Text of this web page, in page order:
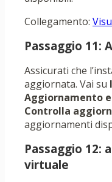
Collegamento:
Passaggio 11:
Assicurati che
aggiornata. Vai su
Aggiornamento
Controlla
aggiornamenti
Passaggio 12:
virtuale